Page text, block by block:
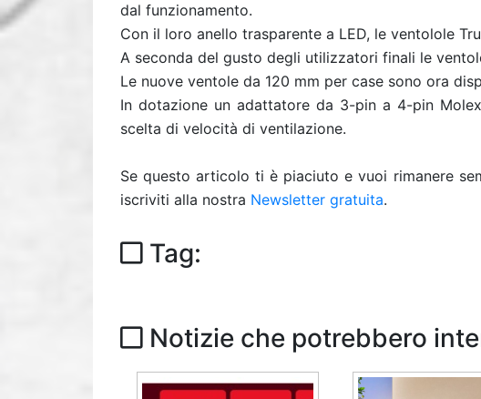
dal funzionamento.
Con il loro anello trasparente a LED, le ventolole
A seconda del gusto degli utilizzatori finali le
Le nuove ventole da 120 mm per case sono ora
In dotazione un adattatore da 3-pin a 4-pin
scelta di velocità di ventilazione.
Se questo articolo ti è piaciuto e vuoi rimanere
iscriviti alla nostra Newsletter gratuita.
Tag:
Notizie che potrebbero